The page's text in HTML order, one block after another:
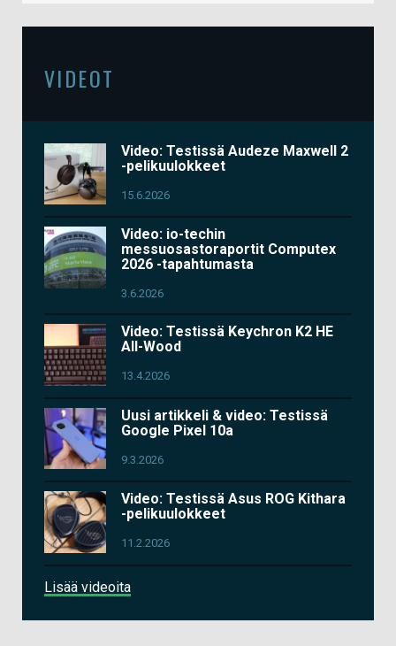
VIDEOT
Video: Testissä Audeze Maxwell 2
-pelikuulokkeet
15.6.2026
Video: io-techin
messuosastoraportit Computex
2026 -tapahtumasta
3.6.2026
Video: Testissä Keychron K2 HE
All-Wood
13.4.2026
Uusi artikkeli & video: Testissä
Google Pixel 10a
9.3.2026
Video: Testissä Asus ROG Kithara
-pelikuulokkeet
11.2.2026
Lisää videoita